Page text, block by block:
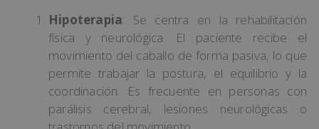
Hipoterapia: Se centra en la rehabilitación
física y neurológica. El paciente recibe el
movimiento del caballo de forma pasiva, lo que
permite trabajar la postura, el equilibrio y la
coordinación. Es frecuente en personas con
parálisis cerebral, lesiones neurológicas o